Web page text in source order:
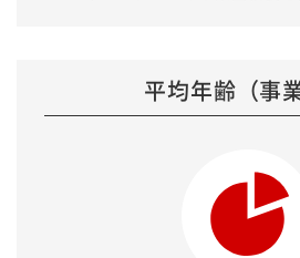
平均年齢（事